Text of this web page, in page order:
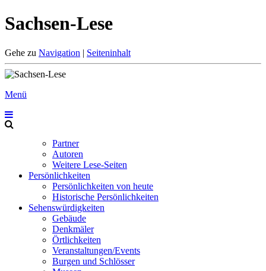
Sachsen-Lese
Gehe zu Navigation | Seiteninhalt
Menü
Partner
Autoren
Weitere Lese-Seiten
Persönlichkeiten
Persönlichkeiten von heute
Historische Persönlichkeiten
Sehenswürdigkeiten
Gebäude
Denkmäler
Örtlichkeiten
Veranstaltungen/Events
Burgen und Schlösser